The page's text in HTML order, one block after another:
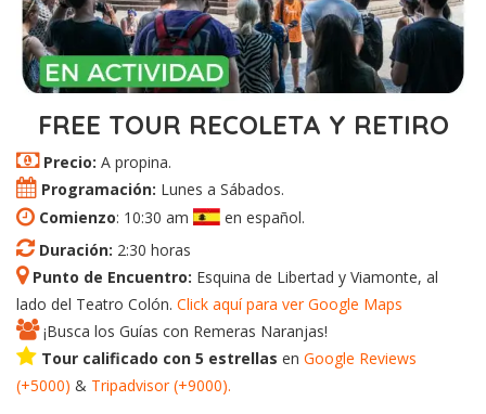
FREE TOUR RECOLETA Y RETIRO
Precio: A propina.
Programación: Lunes a Sábados.
Comienzo: 10:30 am
en español.
Duración: 2:30 horas
Punto de Encuentro: Esquina de Libertad y Viamonte, al
lado del Teatro Colón. Click aquí para ver Google Maps
¡Busca los Guías con Remeras Naranjas!
Tour calificado con 5 estrellas en Google Reviews
(+5000) & Tripadvisor (+9000).